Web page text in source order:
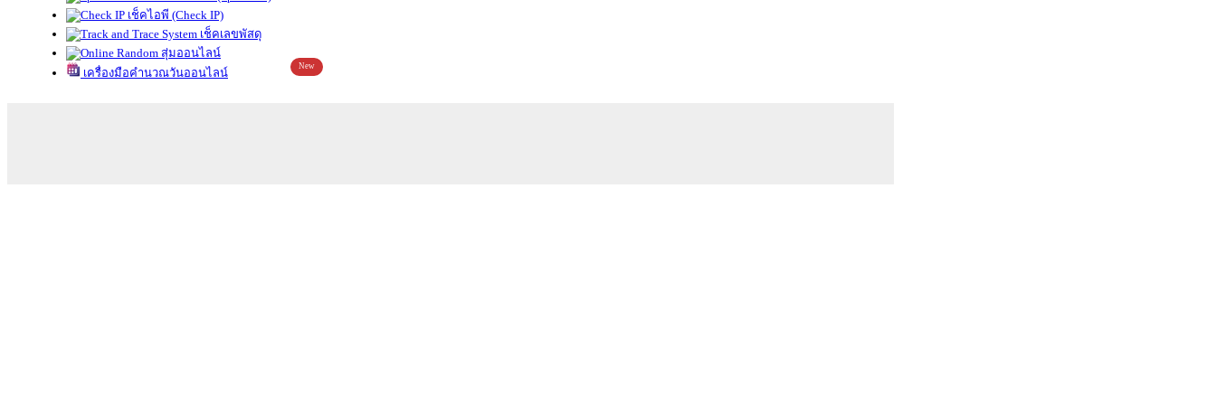
เช็คไอพี (Check IP)
เช็คเลขพัสดุ
สุ่มออนไลน์
เครื่องมือคำนวณวันออนไลน์
New